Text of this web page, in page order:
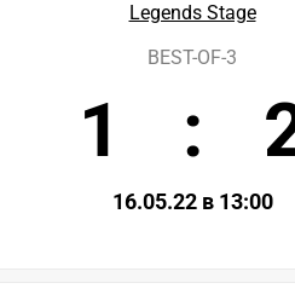
Legends Stage
BEST-OF-3
1 :
16.05.22 в 13:00